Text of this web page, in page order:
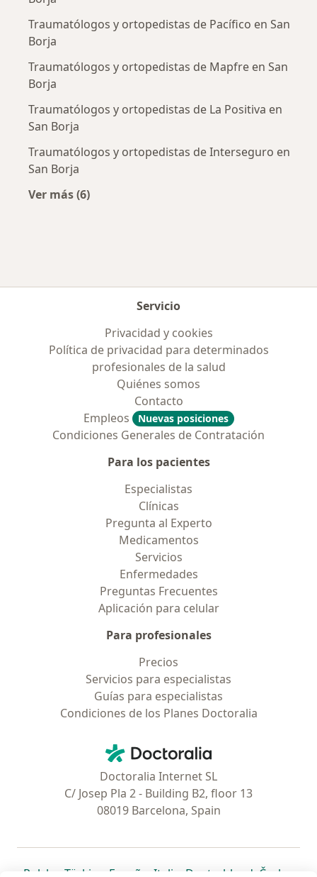
Traumatólogos y ortopedistas de Pacífico en San
Borja
Traumatólogos y ortopedistas de Mapfre en San
Borja
Traumatólogos y ortopedistas de La Positiva en
San Borja
Traumatólogos y ortopedistas de Interseguro en
San Borja
Ver más (6)
Servicio
Privacidad y cookies
Política de privacidad para determinados
profesionales de la salud
Quiénes somos
Contacto
Empleos
Nuevas posiciones
Condiciones Generales de Contratación
Para los pacientes
Especialistas
Clínicas
Pregunta al Experto
Medicamentos
Servicios
Enfermedades
Preguntas Frecuentes
Aplicación para celular
Para profesionales
Precios
Servicios para especialistas
Guías para especialistas
Condiciones de los Planes Doctoralia
Doctoralia - Página de inicio
Doctoralia Internet SL
C/ Josep Pla 2 - Building B2, floor 13
08019 Barcelona, Spain
Polska se abre en una nueva pestaña
Türkiye se abre en una nueva pestaña
España se abre en una nueva pestaña
Italia se abre en una nueva
Deutschlandse abre en
Česko